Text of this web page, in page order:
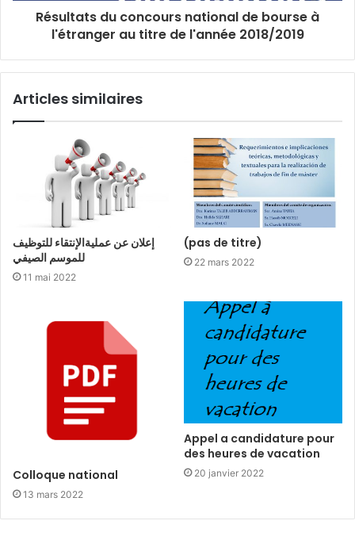
Résultats du concours national de bourse à
l'étranger au titre de l'année 2018/2019
Articles similaires
إعلان عن عمليةالإنتقاء للتوظيف
للموسم الصيفي
11 mai 2022
(pas de titre)
22 mars 2022
Colloque national
13 mars 2022
Appel a candidature pour
des heures de vacation
20 janvier 2022